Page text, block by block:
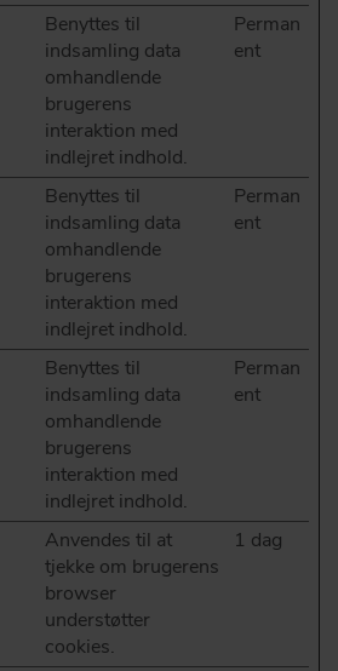
Benyttes til
indsamling data
omhandlende
brugerens
interaktion med
indlejret indhold.
Perman
ent
Benyttes til
indsamling data
omhandlende
brugerens
interaktion med
indlejret indhold.
Perman
ent
Benyttes til
indsamling data
omhandlende
brugerens
interaktion med
indlejret indhold.
Perman
ent
Anvendes til at
tjekke om brugerens
browser
understøtter
cookies.
1 dag